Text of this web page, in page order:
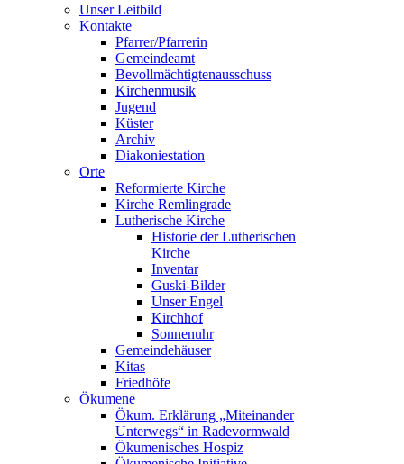
Unser Leitbild
Kontakte
Pfarrer/Pfarrerin
Gemeindeamt
Bevollmächtigtenausschuss
Kirchenmusik
Jugend
Küster
Archiv
Diakoniestation
Orte
Reformierte Kirche
Kirche Remlingrade
Lutherische Kirche
Historie der Lutherischen
Kirche
Inventar
Guski-Bilder
Unser Engel
Kirchhof
Sonnenuhr
Gemeindehäuser
Kitas
Friedhöfe
Ökumene
Ökum. Erklärung „Miteinander
Unterwegs“ in Radevormwald
Ökumenisches Hospiz